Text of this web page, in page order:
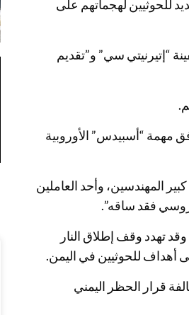
للحوثيين لهجماتهم على
“إتيرنيتي سي” و”تقديم
الأمن، وفق مهمة “أسبيدس” الأوروبية
المهندسين، وأحد العاملين
روسي فقد ساقه”.
تهدد وقف إطلاق النار
أهداف للحوثيين في اليمن.
قرار الحظر اليمني